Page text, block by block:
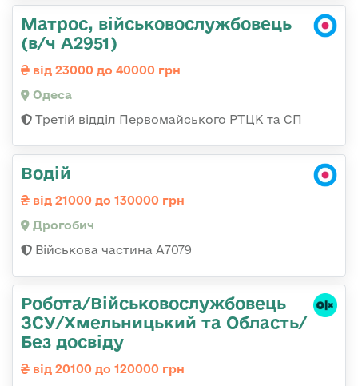
Матрос, військовослужбовець
(в/ч А2951)
від 23000 до 40000 грн
Одеса
Третій відділ Первомайського РТЦК та СП
Водій
від 21000 до 130000 грн
Дрогобич
Військова частина А7079
Робота/Військовослужбовець
ЗСУ/Хмельницький та Область/
Без досвіду
від 20100 до 120000 грн